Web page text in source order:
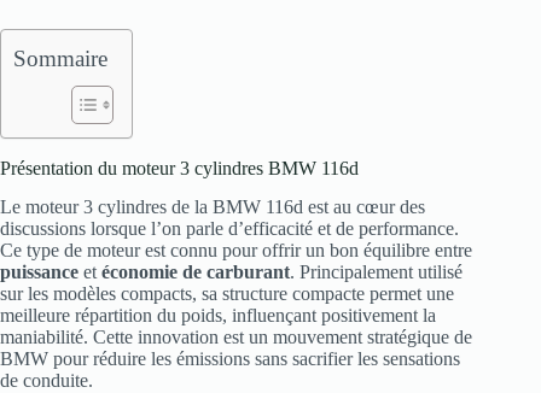
Sommaire
Présentation du moteur 3 cylindres BMW 116d
Le moteur 3 cylindres de la BMW 116d est au cœur des
discussions lorsque l’on parle d’efficacité et de performance.
Ce type de moteur est connu pour offrir un bon équilibre entre
puissance et économie de carburant. Principalement utilisé
sur les modèles compacts, sa structure compacte permet une
meilleure répartition du poids, influençant positivement la
maniabilité. Cette innovation est un mouvement stratégique de
BMW pour réduire les émissions sans sacrifier les sensations
de conduite.